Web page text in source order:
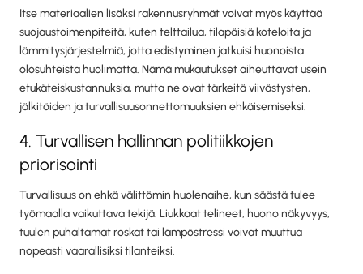
Itse materiaalien lisäksi rakennusryhmät voivat myös käyttää
suojaustoimenpiteitä, kuten telttailua, tilapäisiä koteloita ja
lämmitysjärjestelmiä, jotta edistyminen jatkuisi huonoista
olosuhteista huolimatta. Nämä mukautukset aiheuttavat usein
etukäteiskustannuksia, mutta ne ovat tärkeitä viivästysten,
jälkitöiden ja turvallisuusonnettomuuksien ehkäisemiseksi.
4. Turvallisen hallinnan politiikkojen
priorisointi
Turvallisuus on ehkä välittömin huolenaihe, kun säästä tulee
työmaalla vaikuttava tekijä. Liukkaat telineet, huono näkyvyys,
tuulen puhaltamat roskat tai lämpöstressi voivat muuttua
nopeasti vaarallisiksi tilanteiksi.